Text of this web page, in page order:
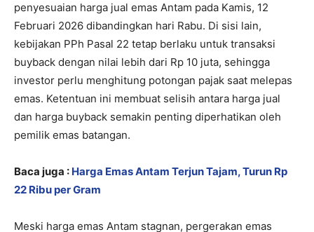
penyesuaian harga jual emas Antam pada Kamis, 12
Februari 2026 dibandingkan hari Rabu. Di sisi lain,
kebijakan PPh Pasal 22 tetap berlaku untuk transaksi
buyback dengan nilai lebih dari Rp 10 juta, sehingga
investor perlu menghitung potongan pajak saat melepas
emas. Ketentuan ini membuat selisih antara harga jual
dan harga buyback semakin penting diperhatikan oleh
pemilik emas batangan.
Baca juga : Harga Emas Antam Terjun Tajam, Turun Rp
22 Ribu per Gram
Meski harga emas Antam stagnan, pergerakan emas